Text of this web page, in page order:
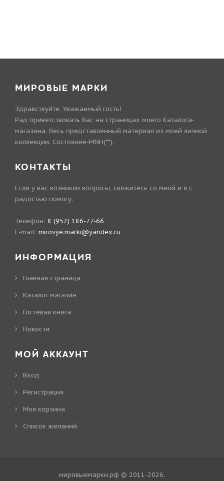
МИРОВЫЕ МАРКИ
Здравствуйте, Уважаемый гость!
Рад приветствовать Вас на страницах моего Каталога-
магазина. Весь представленный материал из моей личной
коллекции. Состояние-MNH(**).
КОНТАКТЫ
Если у вас возникли вопросы, свяжитесь со мной и я с
радостью помогу.
Телефон: 8 (952) 186-77-66
E-mail: mirovye.marki@yandex.ru
ИНФОРМАЦИЯ
Главная страница
Каталог магазин
Гостевая книга
Новости
МОЙ АККАУНТ
Вход
Регистрация
Моя корзина
Cписок желаний
мировыемарки.рф © 2011-2026.